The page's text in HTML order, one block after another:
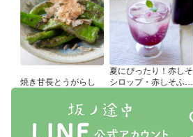
焼き甘長とうがらし
夏にぴったり！赤しそ
シロップ・赤しそふり